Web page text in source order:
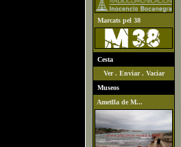
Marcats pel 38
Cesta
Ver. Enviar. Vaciar
Museos
Ametlla de M...